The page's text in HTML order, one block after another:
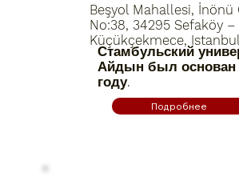
Beşyol Mahallesi, İnönü
No:38, 34295 Sefaköy –
Küçükçekmece,
Стамбульский
Айдын был основан
году.
Подробнее